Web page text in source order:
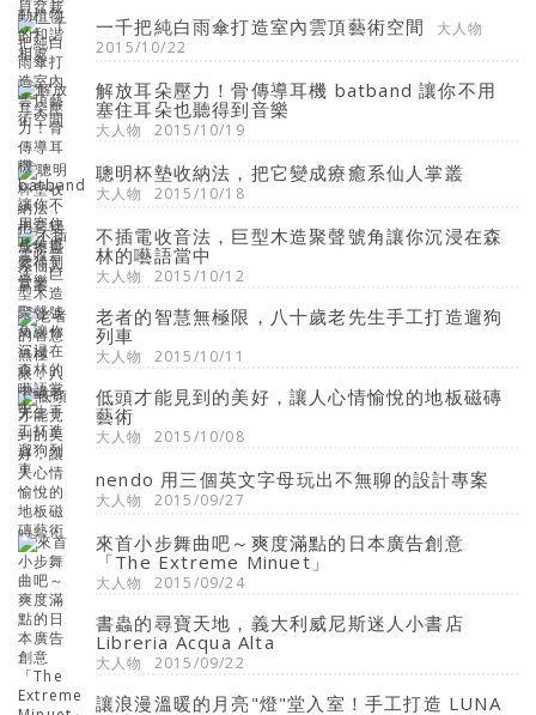
一千把純白雨傘打造室內雲頂藝術空間
大人物
2015/10/22
解放耳朵壓力！骨傳導耳機 batband 讓你不用
塞住耳朵也聽得到音樂
大人物 2015/10/19
聰明杯墊收納法，把它變成療癒系仙人掌叢
大人物 2015/10/18
不插電收音法，巨型木造聚聲號角讓你沉浸在森
林的囈語當中
大人物 2015/10/12
老者的智慧無極限，八十歲老先生手工打造遛狗
列車
大人物 2015/10/11
低頭才能見到的美好，讓人心情愉悅的地板磁磚
藝術
大人物 2015/10/08
nendo 用三個英文字母玩出不無聊的設計專案
大人物 2015/09/27
來首小步舞曲吧～爽度滿點的日本廣告創意
「The Extreme Minuet」
大人物 2015/09/24
書蟲的尋寶天地，義大利威尼斯迷人小書店
Libreria Acqua Alta
大人物 2015/09/22
讓浪漫溫暖的月亮"燈"堂入室！手工打造 LUNA